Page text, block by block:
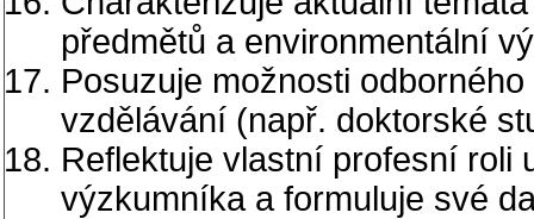
předmětů a environmentální
Posuzuje možnosti
vzdělávání (např. doktorské
Reflektuje vlastní profesní roli
výzkumníka a formuluje své